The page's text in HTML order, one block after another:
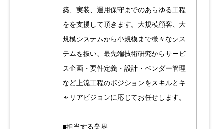
築、実装、運用保守までのあらゆる工程
をを支援して頂きます。大規模顧客、大
規模システムから小規模まで様々なシス
テムを扱い、最先端技術研究からサービ
ス企画・要件定義・設計・ベンダー管理
など上流工程のポジションをスキルとキ
ャリアビジョンに応じてお任せします。
■担当する業界